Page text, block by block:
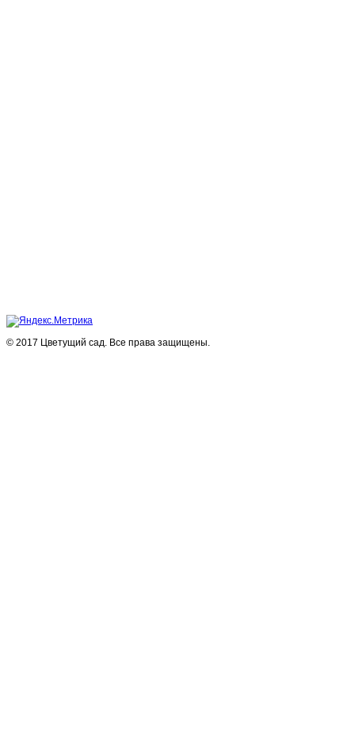
© 2017 Цветущий сад. Все права защищены.